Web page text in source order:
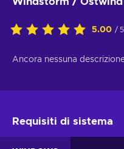
5.00 /
Ancora nessuna
Requisiti di sistema